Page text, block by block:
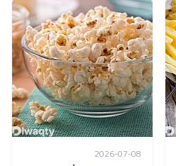
2026-07-08